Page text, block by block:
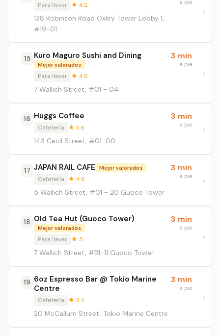
Para llevar ★ 4.2
138 Robinson Road Oxley Tower Lobby 1,
#19-01
a pie
15 Kuro Maguro Sushi and Dining
Mejor valorados
Para llevar ★ 4.6
7 Wallich Street, #01 - 04
3 min
a pie
16 Huggs Coffee
Cafetería ★ 3.6
143 Cecil Street, #01-00
3 min
a pie
17 JAPAN RAIL CAFE Mejor valorados
Cafetería ★ 4.6
5 Wallich Street, #01 - 20 Guoco Tower
3 min
a pie
18 Old Tea Hut (Guoco Tower)
Mejor valorados
Para llevar ★ 5
7 Wallich Street, #B1-11 Guoco Tower
3 min
a pie
19 6oz Espresso Bar @ Tokio Marine
Centre
Cafetería ★ 3.4
20 McCallum Street, Tokio Marine Centre
3 min
a pie